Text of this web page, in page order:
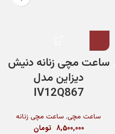
ساعت مچی زنانه دنیش
دیزاین مدل
IV12Q867
ساعت مچی, ساعت مچی زنانه
8,500,000 تومان